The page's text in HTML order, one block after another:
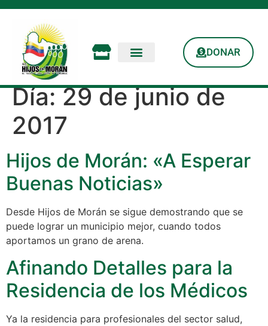
DONAR
Día:29 de junio de
2017
Hijos de Morán: «A Esperar
Buenas Noticias»
Desde Hijos de Morán se sigue demostrando que se
puede lograr un municipio mejor, cuando todos
aportamos un grano de arena.
Afinando Detalles para la
Residencia de los Médicos
Ya la residencia para profesionales del sector salud,